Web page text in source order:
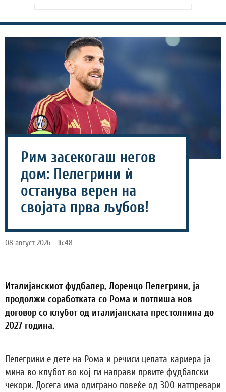
Рим засекогаш негов
дом: Пелегрини ѝ
останува верен на
својата прва љубов!
08 август 2026 - 16:48
Италијанскиот фудбалер, Лоренцо Пелегрини, ја
продолжи соработката со Рома и потпиша нов
договор со клубот од италијанската престолнина до
2027 година.
Пелегрини е дете на Рома и речиси целата кариера ја
мина во клубот во кој ги направи првите фудбалски
чекори. Досега има одиграно повеќе од 300 натпревари